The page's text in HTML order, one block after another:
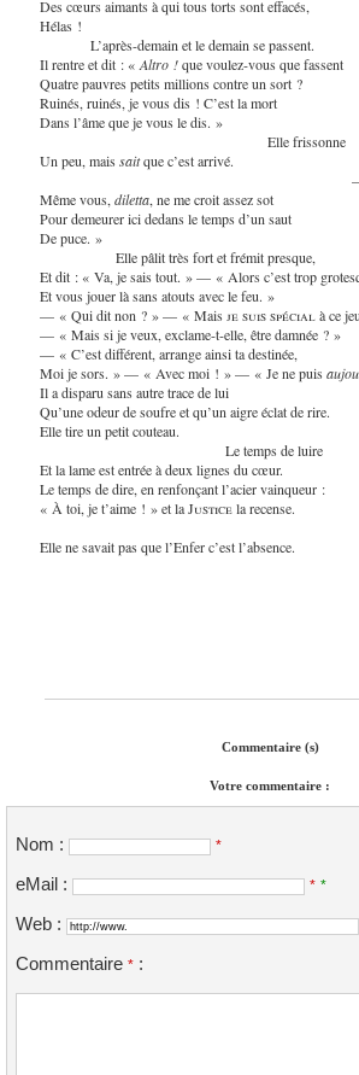
Des cœurs aimants à qui tous torts sont effacés,
Hélas !
L’après-demain et le demain se passent.
Il rentre et dit : « Altro !que voulez-vous que fassent
Quatre pauvres petits millions contre un sort ?
Ruinés, ruinés, je vous dis ! C’est la mort
Dans l’âme que je vous le dis. »
Elle frissonne
Un peu, mais saitque c’est arrivé.
— « Ça,
Même vous, diletta, ne me croit assez sot
Pour demeurer ici dedans le temps d’un saut
De puce. »
Elle pâlit très fort et frémit presque,
Et dit : « Va, je sais tout. » — « Alors c’est trop
Et vous jouer là sans atouts avec le feu. »
— « Qui dit non ? » — « Mais je suis spécialà ce
— « Mais si je veux, exclame-t-elle, être damnée ? »
— « C’est différent, arrange ainsi ta destinée,
Moi je sors. » — « Avec moi ! » — « Je ne puis
Il a disparu sans autre trace de lui
Qu’une odeur de soufre et qu’un aigre éclat de rire.
Elle tire un petit couteau.
Le temps de luire
Et la lame est entrée à deux lignes du cœur.
Le temps de dire, en renfonçant l’acier vainqueur :
« À toi, je t’aime ! » et laJusticela recense.
Elle ne savait pas que l’Enfer c’est l’absence.
Commentaire (s)
Votre commentaire :
Nom : *
eMail : * *
Web :
Commentaire * :